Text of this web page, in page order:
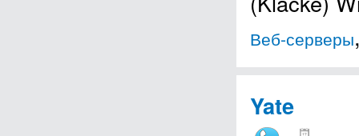
Веб-серверы
Yate